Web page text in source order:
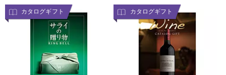
カタログギフト カタログギフト